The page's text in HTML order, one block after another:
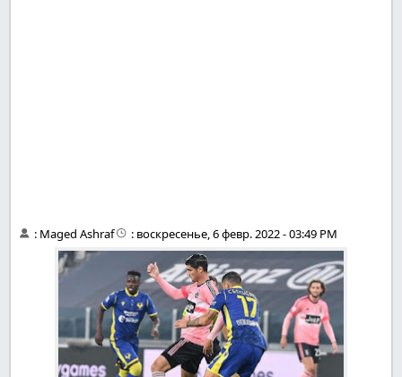
: Maged Ashraf : воскресенье, 6 февр. 2022 - 03:49 PM